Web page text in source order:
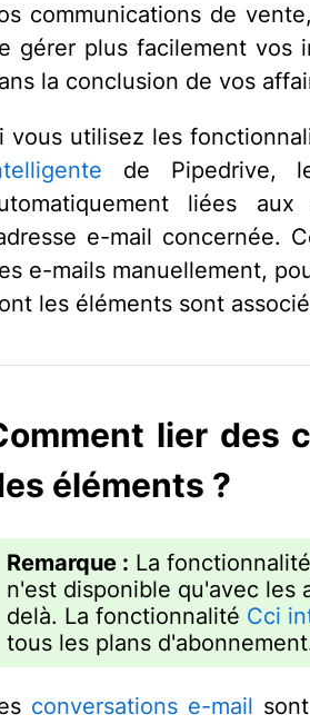
communications de
gérer plus facilement vos
la conclusion de vos
vous utilisez les
de Pipedrive,
liées
e-mail concernée.
e-mails manuellement,
les éléments sont
lier des
éléments ?
Remarque : La
n'est disponible qu'avec les
delà. La fonctionnalité Cci
tous les plans
conversations e-mail